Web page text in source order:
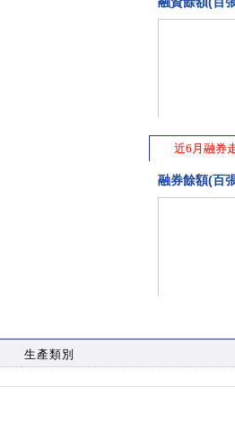
近6月融券
融券餘額(百
生產類別